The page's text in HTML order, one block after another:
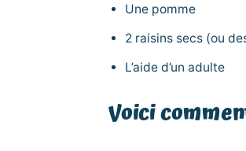
Une pomme
2 raisins secs (ou
L’aide d’un adulte
Voici